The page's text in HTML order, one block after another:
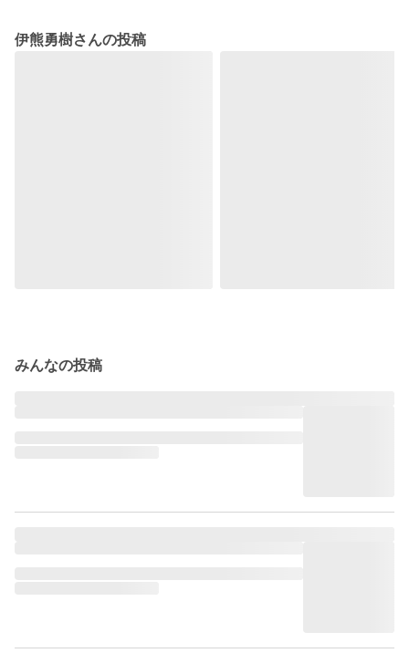
伊熊勇樹さんの投稿
みんなの投稿